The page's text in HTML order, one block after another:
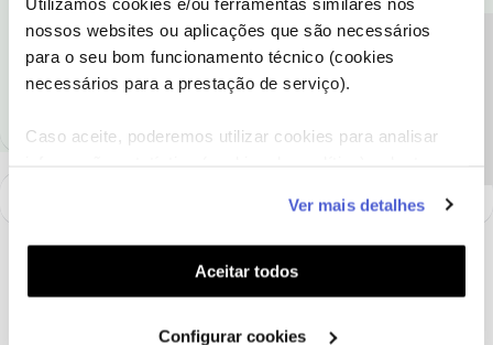
nossos websites ou aplicações que são necessários
para o seu bom funcionamento técnico (cookies
necessários para a prestação de serviço).
Caso aceite, poderemos utilizar cookies para analisar
funcionalidades (cookies de personalização e
funcionalidade) e adaptar anúncios aos seus interesses
(cookies de publicidade personalizada). Pode gerir a
utilização dos cookies clicando em "Configurar
Ver mais detalhes
Aceitar todos
Configurar cookies
EC Campo Grande
1721-501 LISBOA. Pode ainda preencher o formulário de